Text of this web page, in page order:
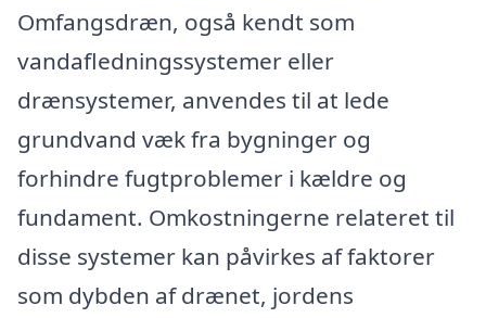
Omfangsdræn, også kendt som
vandafledningssystemer eller
drænsystemer, anvendes til at lede
grundvand væk fra bygninger og
forhindre fugtproblemer i kældre og
fundament. Omkostningerne relateret til
disse systemer kan påvirkes af faktorer
som dybden af drænet, jordens